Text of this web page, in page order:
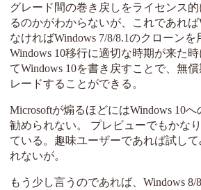
グレード間の巻き戻しをライセンス
るのかがわからないが、これであれば
なければWindows 7/8/8.1のクローンを
Windows 10移行に適切な時期が来た
てWindows 10を書き戻すことで、無
レードすることができる。
Microsoftが煽るほどにはWindows 10
勧められない。 プレビューでもかな
ている。趣味ユーザーであれば試し
れないが。
もう少し言うのであれば、Windows